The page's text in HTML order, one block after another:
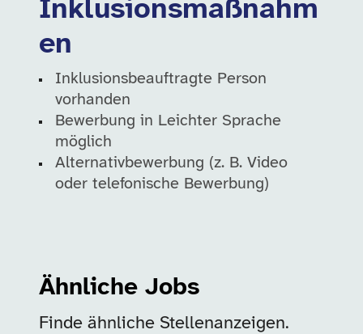
Inklusionsmaßnahm
en
Inklusionsbeauftragte Person
vorhanden
Bewerbung in Leichter Sprache
möglich
Alternativbewerbung (z. B. Video
oder telefonische Bewerbung)
Ähnliche Jobs
Finde ähnliche Stellenanzeigen.